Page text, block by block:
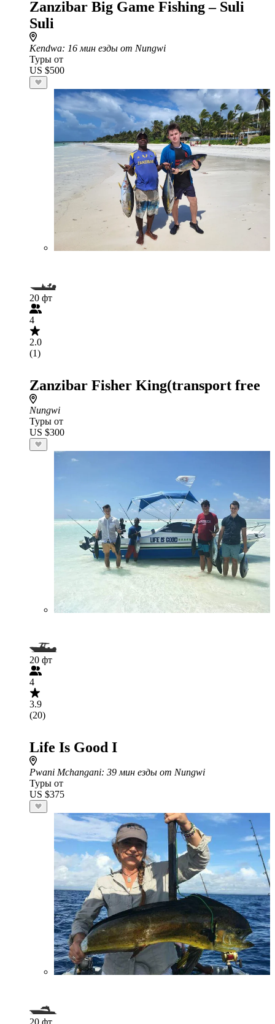
Zanzibar Big Game Fishing – Suli
Suli
Kendwa: 16 мин езды от Nungwi
Туры от
US $500
20 фт
4
2.0
(1)
Zanzibar Fisher King(transport free
Nungwi
Туры от
US $300
20 фт
4
3.9
(20)
Life Is Good I
Pwani Mchangani: 39 мин езды от Nungwi
Туры от
US $375
20 фт